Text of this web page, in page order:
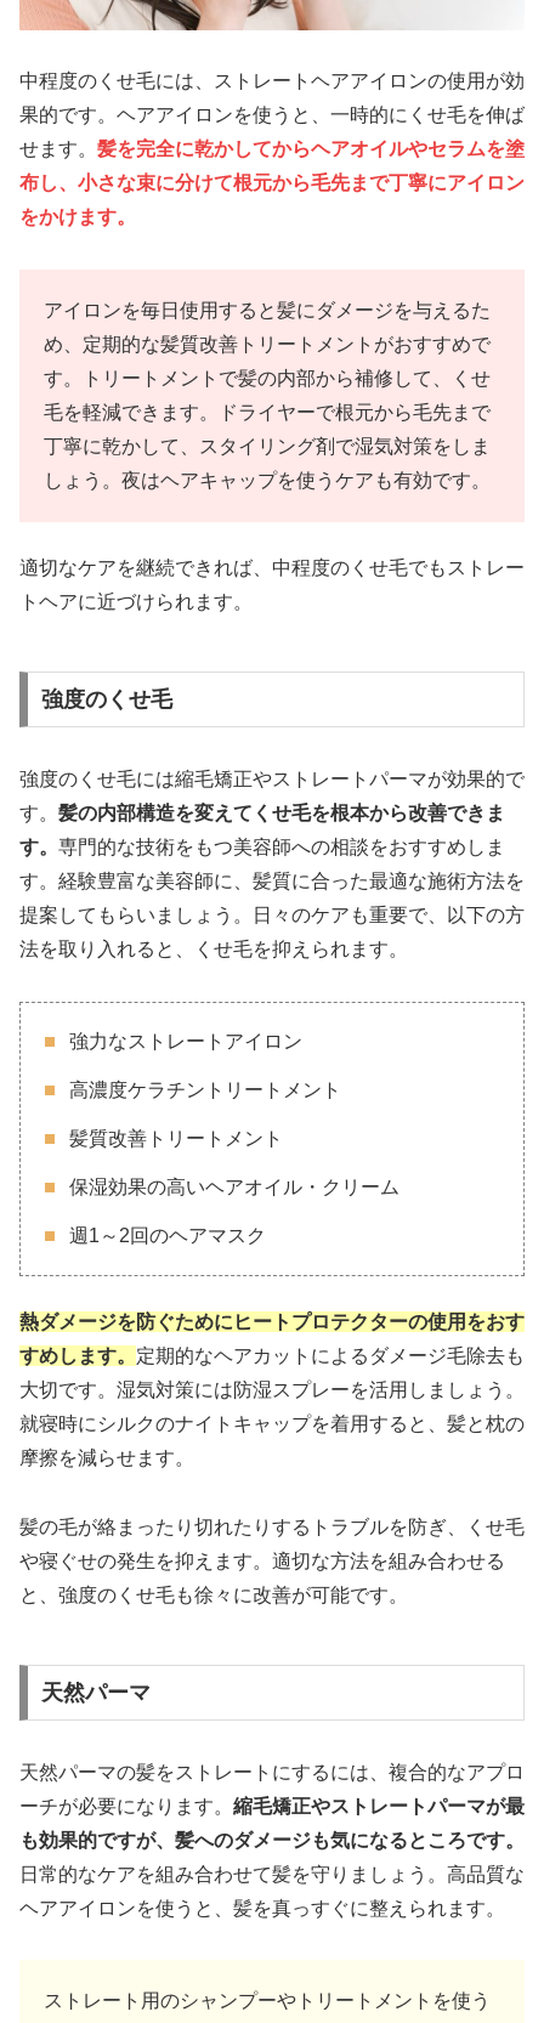
中程度のくせ毛には、ストレートヘアアイロンの使用が効
果的です。ヘアアイロンを使うと、一時的にくせ毛を伸ば
せます。 髪を完全に乾かしてからヘアオイルやセラムを塗
布し、小さな束に分けて根元から毛先まで丁寧にアイロン
をかけます。
アイロンを毎日使用すると髪にダメージを与えるた
め、定期的な髪質改善トリートメントがおすすめで
す。トリートメントで髪の内部から補修して、くせ
毛を軽減できます。ドライヤーで根元から毛先まで
丁寧に乾かして、スタイリング剤で湿気対策をしま
しょう。夜はヘアキャップを使うケアも有効です。
適切なケアを継続できれば、中程度のくせ毛でもストレー
トヘアに近づけられます。
強度のくせ毛
強度のくせ毛には縮毛矯正やストレートパーマが効果的で
す。 髪の内部構造を変えてくせ毛を根本から改善できま
す。 専門的な技術をもつ美容師への相談をおすすめしま
す。経験豊富な美容師に、髪質に合った最適な施術方法を
提案してもらいましょう。日々のケアも重要で、以下の方
法を取り入れると、くせ毛を抑えられます。
強力なストレートアイロン
高濃度ケラチントリートメント
髪質改善トリートメント
保湿効果の高いヘアオイル・クリーム
週1～2回のヘアマスク
熱ダメージを防ぐためにヒートプロテクターの使用をおす
すめします。 定期的なヘアカットによるダメージ毛除去も
大切です。湿気対策には防湿スプレーを活用しましょう。
就寝時にシルクのナイトキャップを着用すると、髪と枕の
摩擦を減らせます。
髪の毛が絡まったり切れたりするトラブルを防ぎ、くせ毛
や寝ぐせの発生を抑えます。適切な方法を組み合わせる
と、強度のくせ毛も徐々に改善が可能です。
天然パーマ
天然パーマの髪をストレートにするには、複合的なアプロ
ーチが必要になります。 縮毛矯正やストレートパーマが最
も効果的ですが、髪へのダメージも気になるところです。
日常的なケアを組み合わせて髪を守りましょう。高品質な
ヘアアイロンを使うと、髪を真っすぐに整えられます。
ストレート用のシャンプーやトリートメントを使う